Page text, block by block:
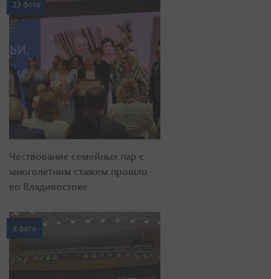
23 фото
Чествование семейных пар с
многолетним стажем прошло
во Владивостоке
8 фото